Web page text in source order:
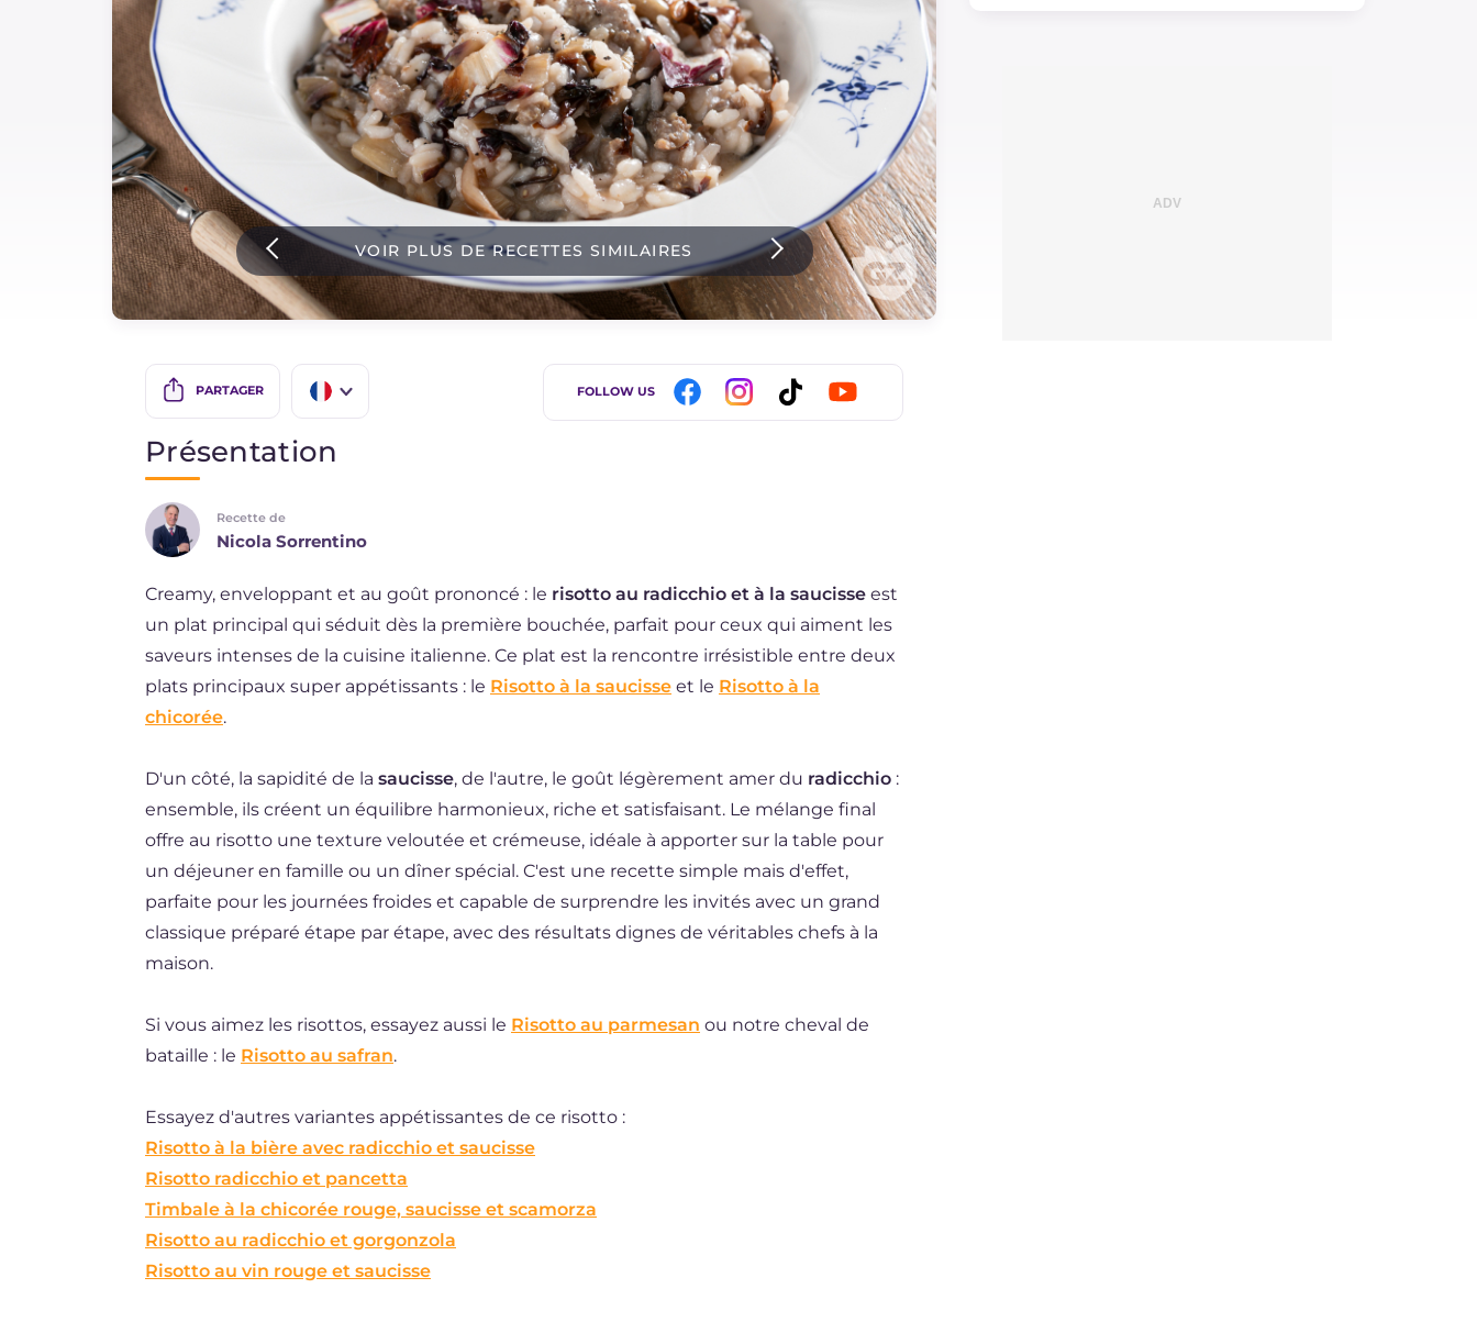
Dernieres recettes
IT Website
Instagram
YouTube
VOIR PLUS DE RECETTES SIMILAIRES
PARTAGER
BR
FOLLOW US
Présentation
Recette de
Nicola Sorrentino
Creamy, enveloppant et au goût prononcé : le risotto au radicchio et à la saucisse est
un plat principal qui séduit dès la première bouchée, parfait pour ceux qui aiment les
saveurs intenses de la cuisine italienne. Ce plat est la rencontre irrésistible entre deux
plats principaux super appétissants : le Risotto à la saucisse et le Risotto à la
chicorée.
D'un côté, la sapidité de la saucisse, de l'autre, le goût légèrement amer du radicchio :
ensemble, ils créent un équilibre harmonieux, riche et satisfaisant. Le mélange final
offre au risotto une texture veloutée et crémeuse, idéale à apporter sur la table pour
un déjeuner en famille ou un dîner spécial. C'est une recette simple mais d'effet,
parfaite pour les journées froides et capable de surprendre les invités avec un grand
classique préparé étape par étape, avec des résultats dignes de véritables chefs à la
maison.
Si vous aimez les risottos, essayez aussi le Risotto au parmesan ou notre cheval de
bataille : le Risotto au safran.
Essayez d'autres variantes appétissantes de ce risotto :
Risotto à la bière avec radicchio et saucisse
Risotto radicchio et pancetta
Timbale à la chicorée rouge, saucisse et scamorza
Risotto au radicchio et gorgonzola
Risotto au vin rouge et saucisse